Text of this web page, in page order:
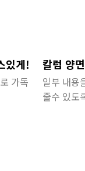
있게!
가독
칼럼 양
일부 내용
줄수 있도